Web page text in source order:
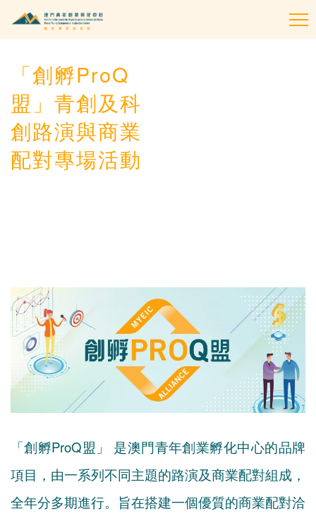
「創孵ProQ
盟」青創及科
創路演與商業
配對專場活動
「創孵ProQ盟」 是澳門青年創業孵化中心的品牌
項目，由一系列不同主題的路演及商業配對組成，
全年分多期進行。旨在搭建一個優質的商業配對洽